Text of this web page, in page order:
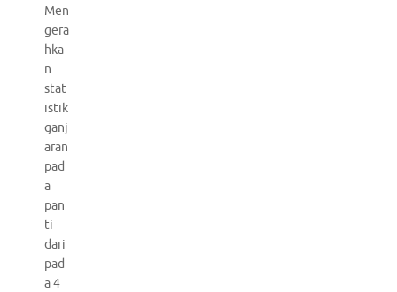
Men
gera
hka
n
stat
istik
ganj
aran
pad
a
pan
ti
dari
pad
a 4